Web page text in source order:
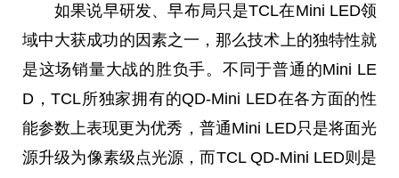
如果说早研发、早布局只是TCL在Mini LED领
域中大获成功的因素之一，那么技术上的独特性就
是这场销量大战的胜负手。不同于普通的Mini LE
D，TCL所独家拥有的QD-Mini LED在各方面的性
能参数上表现更为优秀，普通Mini LED只是将面光
源升级为像素级点光源，而TCL QD-Mini LED则是